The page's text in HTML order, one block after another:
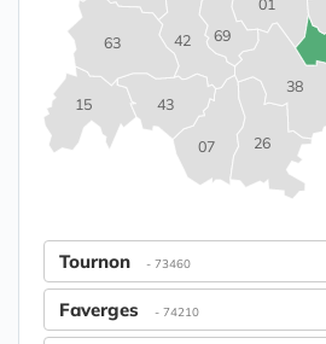
01
07
15
26
38
42
43
63
69
Tournon - 73460
Faverges - 74210